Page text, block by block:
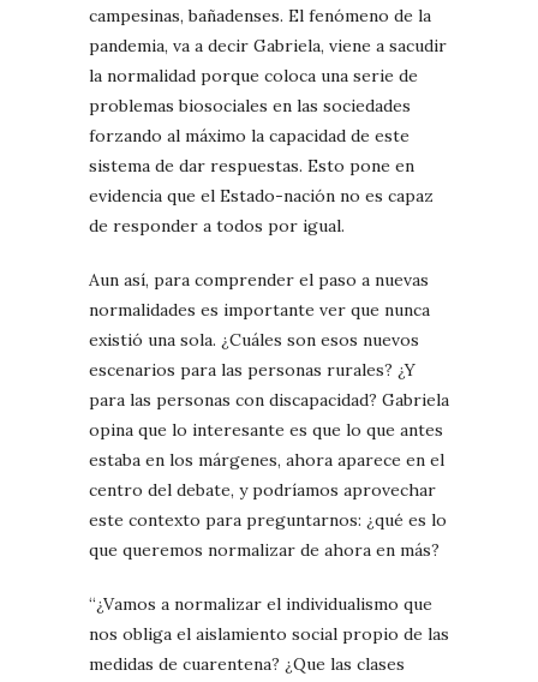
campesinas, bañadenses. El fenómeno de la
pandemia, va a decir Gabriela, viene a sacudir
la normalidad porque coloca una serie de
problemas biosociales en las sociedades
forzando al máximo la capacidad de este
sistema de dar respuestas. Esto pone en
evidencia que el Estado-nación no es capaz
de responder a todos por igual.
Aun así, para comprender el paso a nuevas
normalidades es importante ver que nunca
existió una sola. ¿Cuáles son esos nuevos
escenarios para las personas rurales? ¿Y
para las personas con discapacidad? Gabriela
opina que lo interesante es que lo que antes
estaba en los márgenes, ahora aparece en el
centro del debate, y podríamos aprovechar
este contexto para preguntarnos: ¿qué es lo
que queremos normalizar de ahora en más?
“¿Vamos a normalizar el individualismo que
nos obliga el aislamiento social propio de las
medidas de cuarentena? ¿Que las clases